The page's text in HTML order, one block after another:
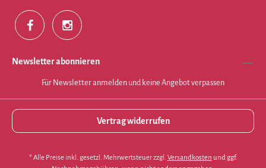
Newsletter abonnieren
Für Newsletter anmelden und keine Angebot verpassen
Vertrag widerrufen
* Alle Preise inkl. gesetzl. Mehrwertsteuer zzgl. Versandkosten und ggf.